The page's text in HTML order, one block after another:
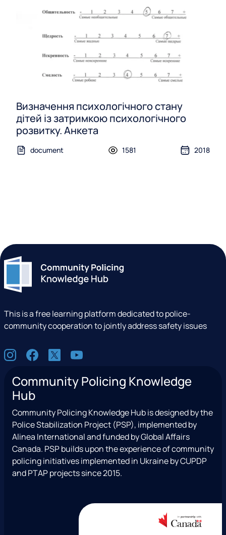
Визначення психологічного стану
дітей із затримкою психологічного
розвитку. Анкета
document 1581 2018
This is a free learning platform dedicated to police-
community cooperation to jointly address safety issues
S
oI
s
a
g
a
m
F
c
e
b
o
o
k
X
e
T
w
i
t
t
e
Y
u
u
b
e
Community Policing Knowledge
Hub
Community Policing Knowledge Hub is designed by the
Police Stabilization Project (PSP), implemented by
Alinea International and funded by Global Affairs
Canada. PSP builds upon the experience of community
policing initiatives implemented in Ukraine by CUPDP
and PTAP projects since 2015.